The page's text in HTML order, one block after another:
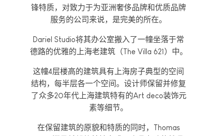
锋特质，对致力于为亚洲奢侈品牌和优质品牌
服务的公司来说，是完美的所在。
Dariel Studio将其办公室搬入了一幢坐落于常
德路的优雅的上海老建筑（The Villa 621）中。
这幢4层楼高的建筑具有上海房子典型的空间
结构，每半层各一个空间。设计师保留并修复
了众多20年代上海建筑特有的Art deco装饰元
素等细节。
在保留建筑的原貌和特质的同时，Thomas